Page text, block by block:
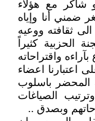
شاكر مع هؤلاء
ضمني أنا وإياه
ثقافته ووعيه
الحزبية كثيراً
واقتراحاته
اعتبارنا اعضاء
المحضر باسلوب
الصياغات
وبصدق ..